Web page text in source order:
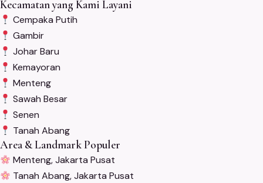
Kecamatan yang Kami Layani
Cempaka Putih
Gambir
Johar Baru
Kemayoran
Menteng
Sawah Besar
Senen
Tanah Abang
Area & Landmark Populer
Menteng, Jakarta Pusat
Tanah Abang, Jakarta Pusat